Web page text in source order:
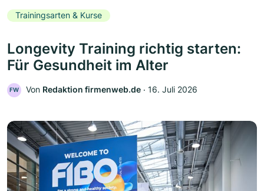
Trainingsarten & Kurse
Longevity Training richtig starten:
Für Gesundheit im Alter
FW Von Redaktion firmenweb.de ‧ 16. Juli 2026